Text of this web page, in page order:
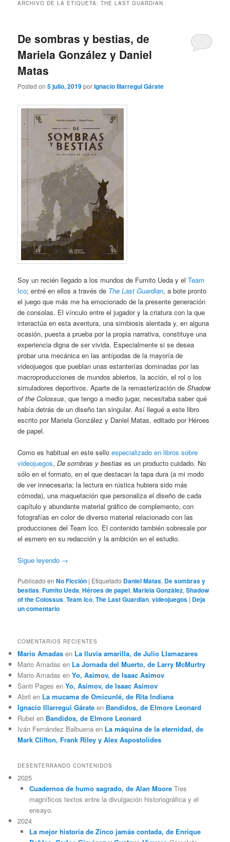
ARCHIVO DE LA ETIQUETA:THE LAST GUARDIAN
De sombras y bestias, de
Mariela González y Daniel
Matas
Posted on5 julio, 2019porIgnacio Illarregui Gárate
Soy un recién llegado a los mundos de Fumito Ueda y elTeam
Ico; entré en ellos a través de The Last Guardian, a bote pronto
el juego que más me ha emocionado de la presente generación
de consolas. El vínculo entre el jugador y la criatura con la que
interactúa en esta aventura, una simbiosis alentada y, en alguna
ocasión, puesta a prueba por la propia narrativa, constituye una
experiencia digna de ser vivida. Especialmente si se desea
probar una mecánica en las antípodas de la mayoría de
videojuegos que pueblan unas estanterías dominadas por las
macroproducciones de mundos abiertos, la acción, el rol o los
simuladores deportivos. Aparte de la remasterización deShadow
of the Colossus, que tengo a medio jugar, necesitaba saber qué
había detrás de un diseño tan singular. Así llegué a este libro
escrito por Mariela González y Daniel Matas, editado por Héroes
de papel.
Como es habitual en este selloespecializado en libros sobre
videojuegos,De sombras y bestias es un producto cuidado. No
sólo en el formato, en el que destacan la tapa dura (a mi modo
de ver innecesaria; la lectura en rústica hubiera sido más
cómoda), una maquetación que personaliza el diseño de cada
capítulo y abundante material gráfico de complemento, con
fotografías en color de diverso material relacionado con las
producciones del Team Ico. El contenido también sobresale por
el esmero en su redacción y la ambición en el estudio.
Sigue leyendo →
Publicado en No Ficción | Etiquetado Daniel Matas, De sombras y
bestias,Fumito Ueda,Héroes de papel,Mariela González,Shadow
of the Colossus,Team Ico,The Last Guardian,videojuegos | Deja
un comentario
COMENTARIOS RECIENTES
Mario Amadas en La lluvia amarilla, de Julio Llamazares
Mario Amadas en La Jornada del Muerto, de Larry McMurtry
Mario Amadas enYo, Asimov, de Isaac Asimov
Santi Pages enYo, Asimov, de Isaac Asimov
Abril en La mucama de Omicunlé, de Rita Indiana
Ignacio Illarregui Gárate en Bandidos, de Elmore Leonard
Rubel en Bandidos, de Elmore Leonard
Iván Fernández Balbuena en La máquina de la eternidad, de
Mark Clifton, Frank Riley y Alex Aspostolides
DESENTERRANDO CONTENIDOS
2025
Cuadernos de humo sagrado, de Alan MooreTres
magníficos textos entre la divulgación historiográfica y el
ensayo.
2024
La mejor historia de Zinco jamás contada, de Enrique